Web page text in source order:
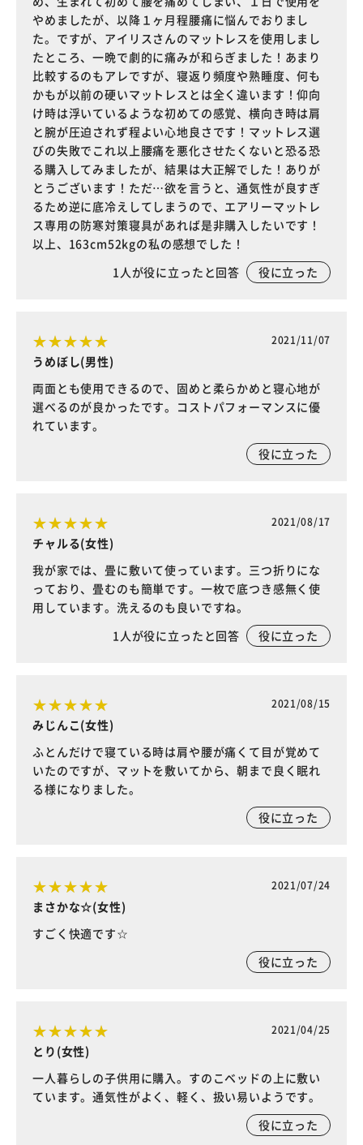
やめましたが、以降１ヶ月程腰痛に悩んでおりまし
た。ですが、アイリスさんのマットレスを使用しまし
たところ、一晩で劇的に痛みが和らぎました！あまり
比較するのもアレですが、寝返り頻度や熟睡度、何も
かもが以前の硬いマットレスとは全く違います！仰向
け時は浮いているような初めての感覚、横向き時は肩
と腕が圧迫されず程よい心地良さです！マットレス選
びの失敗でこれ以上腰痛を悪化させたくないと恐る恐
る購入してみましたが、結果は大正解でした！ありが
とうございます！ただ…欲を言うと、通気性が良すぎ
るため逆に底冷えしてしまうので、エアリーマットレ
ス専用の防寒対策寝具があれば是非購入したいです！
以上、163cm52kgの私の感想でした！
1人が役に立ったと回答 役に立った
2021/11/07
うめぼし(男性)
両面とも使用できるので、固めと柔らかめと寝心地が
選べるのが良かったです。コストパフォーマンスに優
れています。
役に立った
2021/08/17
チャルる(女性)
我が家では、畳に敷いて使っています。三つ折りにな
っており、畳むのも簡単です。一枚で底つき感無く使
用しています。洗えるのも良いですね。
1人が役に立ったと回答 役に立った
2021/08/15
みじんこ(女性)
ふとんだけで寝ている時は肩や腰が痛くて目が覚めて
いたのですが、マットを敷いてから、朝まで良く眠れ
る様になりました。
役に立った
2021/07/24
まさかな☆(女性)
すごく快適です☆
役に立った
2021/04/25
とり(女性)
一人暮らしの子供用に購入。すのこベッドの上に敷い
ています。通気性がよく、軽く、扱い易いようです。
役に立った